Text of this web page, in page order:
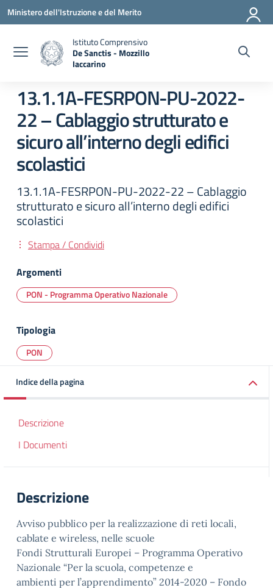
Vai ai contenuti
Vai al menu di navigazione
Vai al footer
Ministero dell'Istruzione e del Merito
Istituto Comprensivo
De Sanctis - Mozzillo
Iaccarino
13.1.1A-FESRPON-PU-2022-
22 – Cablaggio strutturato e
sicuro all’interno degli edifici
scolastici
13.1.1A-FESRPON-PU-2022-22 – Cablaggio
strutturato e sicuro all’interno degli edifici
scolastici
Stampa / Condividi
Argomenti
PON - Programma Operativo Nazionale
Tipologia
PON
Indice della pagina
Descrizione
I Documenti
Descrizione
Avviso pubblico per la realizzazione di reti locali,
cablate e wireless, nelle scuole
Fondi Strutturali Europei – Programma Operativo
Nazionale “Per la scuola, competenze e
ambienti per l’apprendimento” 2014-2020 – Fondo